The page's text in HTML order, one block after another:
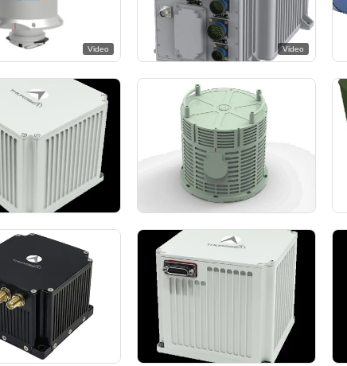
Video Video